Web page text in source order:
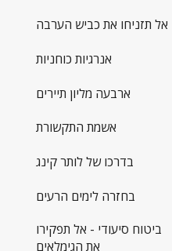
אל תזניחו את כביש הערבה
אנרגיות כוחניות
ארבעה מליון תיירים
אשמת התקשורת
בדרכו של לותר קינג
בחזרה לימים הרעים
ביטוח סיעודי - אל תפקירו
את הגימלאים